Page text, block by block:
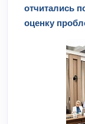
отчитались
оценку